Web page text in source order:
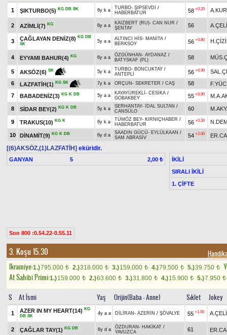
1 ŞIKTURBO(5) KG DB SK 6y k a TURBO- ŞIPSEVDİ
/
HABERBATUR
58 +0.20
2 AZİMLİ(7) KG 6y a a KAIZBERT (RU)- CAN NUR /
ŞENTAY
56
3 ÇAĞLAYAN DENİZ(8) KG DB
SK
5y a a ALTINCI HİS- MANİTA /
BERKSOY
56 +0.80
4 EYYAMI BAHUR(4) KG 6y a a ÖZGÜNHAN - AYDANAZ /
BATYSKAF (PL)
58
5 AKSÖZ(6) SK 5y k a TURBO- BONCUKTAY /
ANTEPLİ
56 +0.90
6
LAZFATİH(1) KG SK 7y k a ORÇUN - SEKRETER / CAŞ 58
7
BABADENİZ(3) KG K DB 5y a a KAYAYÜREKLİ - CESİKA /
GOBAKBEY
55 +0.90
8 SİDAR BEY(2) KG K DB 5y k a SERHANTAY- İDAL SULTAN /
CANSÜLO
60
9 TRAKUS(10) KG K 6y k a TÜMÖZ BEY- KIRNIÇHABER /
HABERBATUR
56 +0.30
10 DİNAMİT(9) KG K DB 6y d a SAADIN GÜCÜ- EYLÜLKAAN /
SAM ABRASİV
54 +2.00
[(6)AKSÖZ,(1)LAZFATİH] eküridir.
GANYAN 5 2,00 ₺
İKİLİ
SIRALI İKİLİ
1. ÇİFTE
Son 800 :0.54.22-0.55.11
3. Koşu 15.30
Ikramiye:1.)795.000 t 2.)318.000 t 3.)159.000 t 4.)79.500 t 5.)39.750 t
At Sahibi Primi:1.)159.000 t 2.)63.600 t 3.)31.800 t 4.)15.900 t 5.)7.950 t
S At İsmi Yaş Orijin(Baba - Anne) Sıklet Jokey
1 AZER IN MY HEART(14) KG
DB SK
4y a a DİLİRAN - AZERİN / ŞÖVALYE 55 +1.00
2 ÇAĞLAR TAY(1) KG DB 6y d a ÖZDURAN - HAKİKAT /
YAVUZCA
61